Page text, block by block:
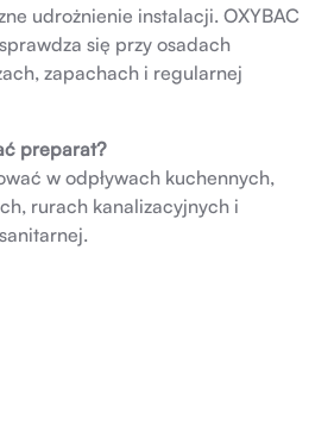
udrożnienie instalacji. OXYBAC
się przy osadach
zapachach i regularnej
preparat?
w odpływach kuchennych,
rurach kanalizacyjnych i